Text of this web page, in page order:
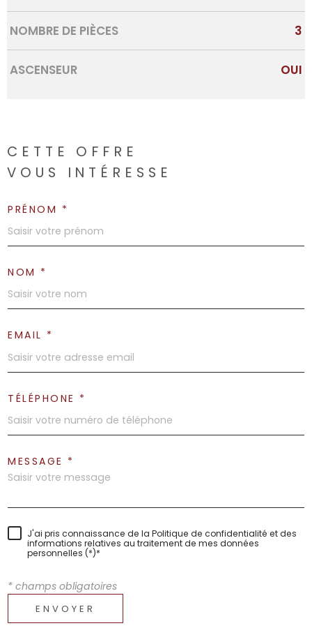
NOMBRE DE PIÈCES 3
ASCENSEUR OUI
CETTE OFFRE
VOUS INTÉRESSE
PRÉNOM *
NOM *
EMAIL *
TÉLÉPHONE *
MESSAGE *
J'ai pris connaissance de la Politique de confidentialité et des
informations relatives au traitement de mes données
personnelles (*)*
* champs obligatoires
ENVOYER